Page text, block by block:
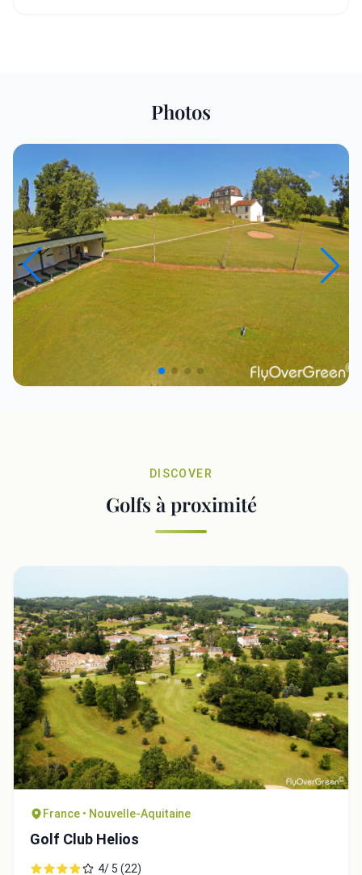
Photos
DISCOVER
Golfs à proximité
France • Nouvelle-Aquitaine
Golf Club Helios
4/ 5 (22)